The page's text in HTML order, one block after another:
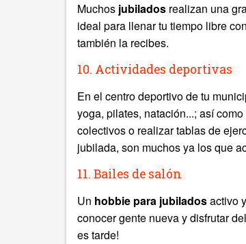
Muchos jubilados realizan una
ideal para llenar tu tiempo libre
también la recibes.
10. Actividades deportivas
En el centro deportivo de tu
yoga, pilates, natación...; así
colectivos o realizar tablas de
jubilada, son muchos ya los que
11. Bailes de salón
Un hobbie para jubiladosactivo
conocer gente nueva y disfrutar
es tarde!